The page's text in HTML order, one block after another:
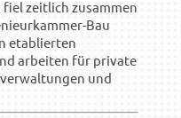
zeitlich zusammen
Bau
etablierten
arbeiten für private
und